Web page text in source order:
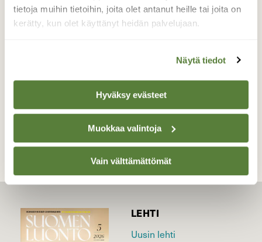
tietoja muihin tietoihin, joita olet antanut heille tai joita on
kerätty, kun olet käyttänyt heidän palvelujaan.
Näytä tiedot
Hyväksy evästeet
Muokkaa valintoja
Vain välttämättömät
Kesäpaikan rannalta otettu kuva.
TAKAISIN LISTAAN
LEHTI
Uusin lehti